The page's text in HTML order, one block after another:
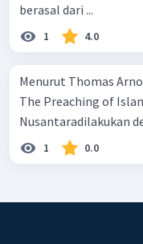
berasal dari ...
1 4.0
Menurut Thomas
The Preaching of
Nusantaradilakukan
1 0.0